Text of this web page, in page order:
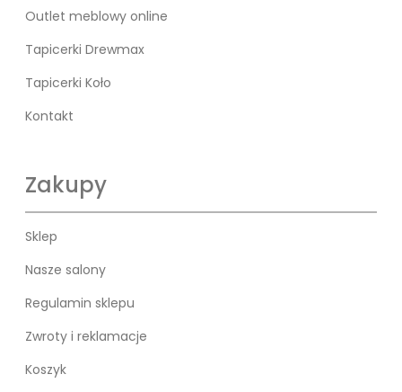
Outlet meblowy online
Tapicerki Drewmax
Tapicerki Koło
Kontakt
Zakupy
Sklep
Nasze salony
Regulamin sklepu
Zwroty i reklamacje
Koszyk